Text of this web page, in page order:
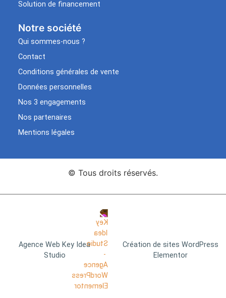
Solution de financement
Notre société
Qui sommes-nous ?
Contact
Conditions générales de vente
Données personnelles
Nos 3 engagements
Nos partenaires
Mentions légales
© Tous droits réservés.
Agence Web Key Idea
Studio
Création de sites WordPress
Elementor